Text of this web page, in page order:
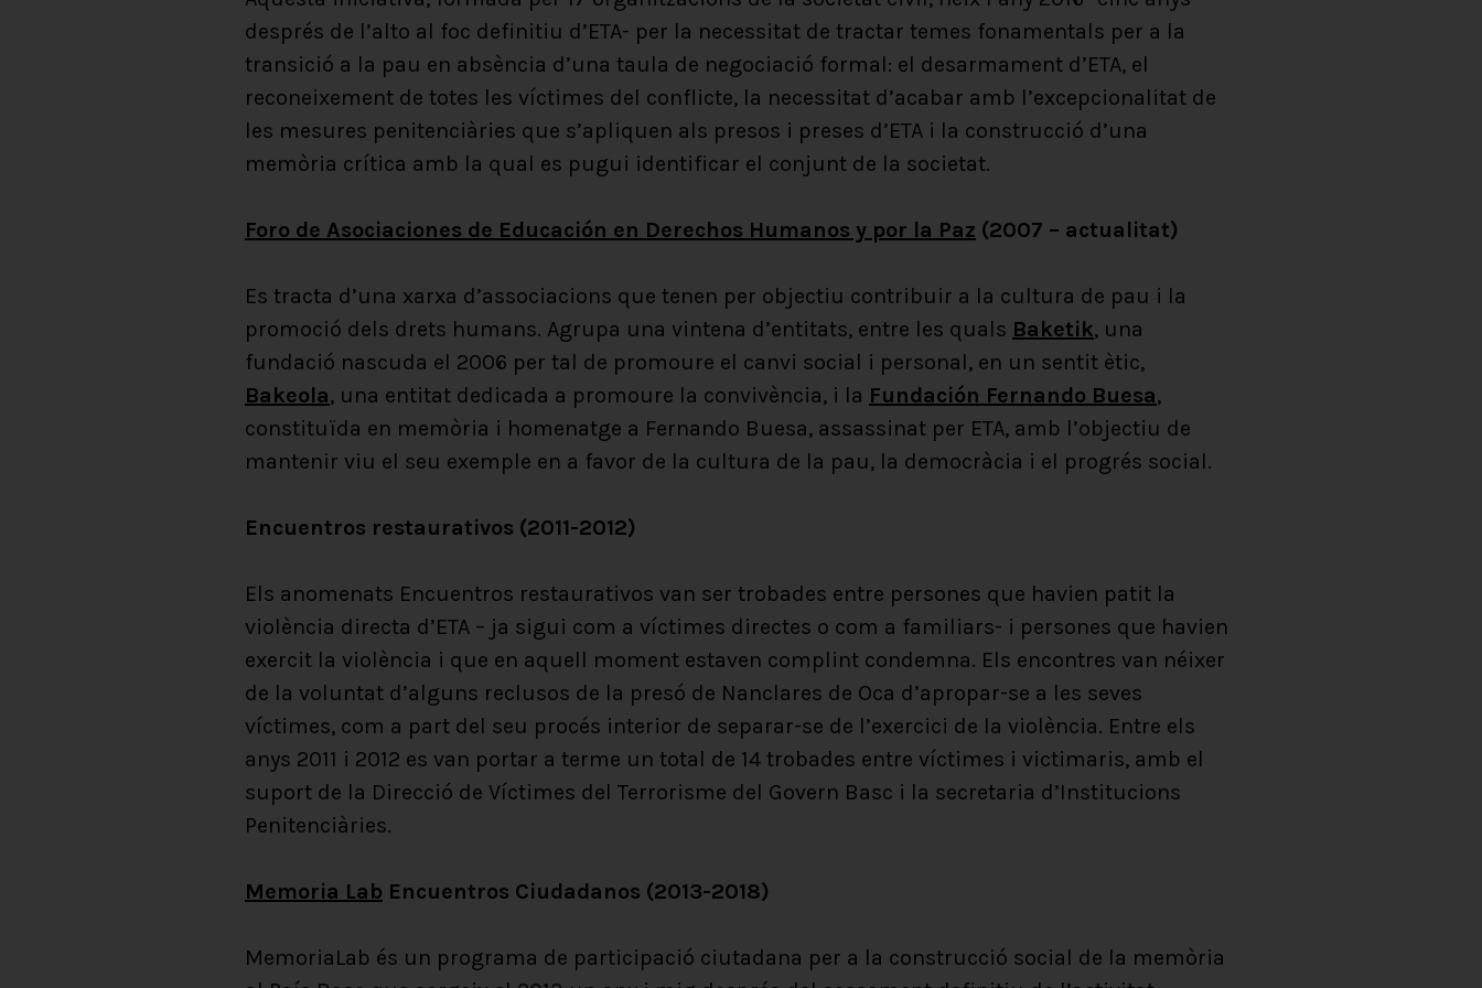
després de l’alto al foc definitiu d’ETA- per la necessitat de tractar temes fonamentals per a la
transició a la pau en absència d’una taula de negociació formal: el desarmament d’ETA, el
reconeixement de totes les víctimes del conflicte, la necessitat d’acabar amb l’excepcionalitat de
les mesures penitenciàries que s’apliquen als presos i preses d’ETA i la construcció d’una
memòria crítica amb la qual es pugui identificar el conjunt de la societat.
Foro de Asociaciones de Educación en Derechos Humanos y por la Paz (2007 – actualitat)
Es tracta d’una xarxa d’associacions que tenen per objectiu contribuir a la cultura de pau i la
promoció dels drets humans. Agrupa una vintena d’entitats, entre les quals Baketik, una
fundació nascuda el 2006 per tal de promoure el canvi social i personal, en un sentit ètic,
Bakeola, una entitat dedicada a promoure la convivència, i la Fundación Fernando Buesa,
constituïda en memòria i homenatge a Fernando Buesa, assassinat per ETA, amb l’objectiu de
mantenir viu el seu exemple en a favor de la cultura de la pau, la democràcia i el progrés social.
Encuentros restaurativos (2011-2012)
Els anomenats Encuentros restaurativos van ser trobades entre persones que havien patit la
violència directa d’ETA – ja sigui com a víctimes directes o com a familiars- i persones que havien
exercit la violència i que en aquell moment estaven complint condemna. Els encontres van néixer
de la voluntat d’alguns reclusos de la presó de Nanclares de Oca d’apropar-se a les seves
víctimes, com a part del seu procés interior de separar-se de l’exercici de la violència. Entre els
anys 2011 i 2012 es van portar a terme un total de 14 trobades entre víctimes i victimaris, amb el
suport de la Direcció de Víctimes del Terrorisme del Govern Basc i la secretaria d’Institucions
Penitenciàries.
Memoria Lab Encuentros Ciudadanos (2013-2018)
MemoriaLab és un programa de participació ciutadana per a la construcció social de la memòria